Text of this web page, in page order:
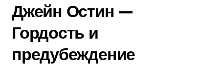
Джейн Остин —
Гордость и
предубеждение